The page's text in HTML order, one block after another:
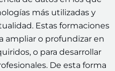
más utilizadas y
Estas formaciones
ampliar o profundizar en
o para desarrollar
De esta forma